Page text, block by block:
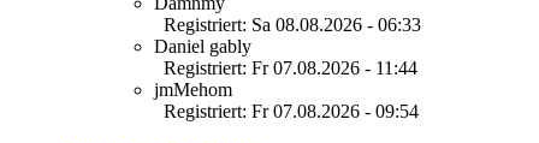
Registriert: Sa 08.08.2026 - 06:33
Daniel gably
Registriert: Fr 07.08.2026 - 11:44
jmMehom
Registriert: Fr 07.08.2026 - 09:54